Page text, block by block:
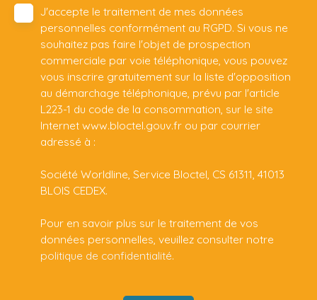
J'accepte le traitement de mes données
personnelles conformément au RGPD. Si vous ne
souhaitez pas faire l'objet de prospection
commerciale par voie téléphonique, vous pouvez
vous inscrire gratuitement sur la liste d'opposition
au démarchage téléphonique, prévu par l'article
L223-1 du code de la consommation, sur le site
Internet www.bloctel.gouv.fr ou par courrier
adressé à :
Société Worldline, Service Bloctel, CS 61311, 41013
BLOIS CEDEX.
Pour en savoir plus sur le traitement de vos
données personnelles, veuillez consulter notre
politique de confidentialité.